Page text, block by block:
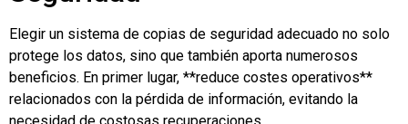
Elegir un sistema de copias de seguridad adecuado no solo
protege los datos, sino que también aporta numerosos
beneficios. En primer lugar, **reduce costes operativos**
relacionados con la pérdida de información, evitando la